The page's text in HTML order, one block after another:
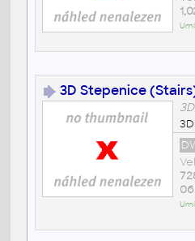
3D Stepenice